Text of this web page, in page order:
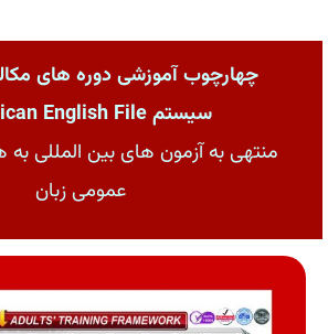
چهارچوب آموزشی دوره های
سیستم American English File
منتهی به آزمون های بین المللی به
عمومی زبان